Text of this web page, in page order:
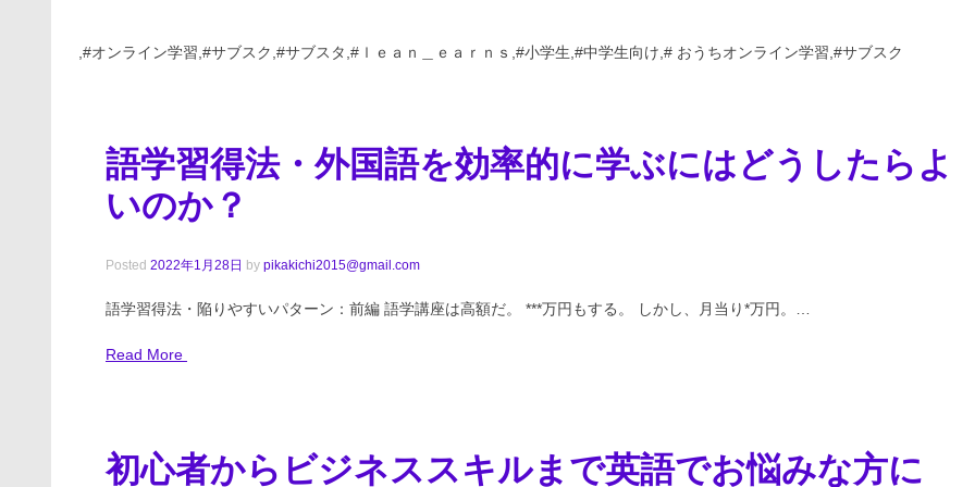
,#オンライン学習,#サブスク,#サブスタ,#ｌｅａｎ＿ｅａｒｎｓ,#小学生,#中学生向け,# おうちオンライン学習,#サブスク
語学習得法・外国語を効率的に学ぶにはどうしたらよ
いのか？
Posted 2022年1月28日 by pikakichi2015@gmail.com
語学習得法・陥りやすいパターン：前編 語学講座は高額だ。 ***万円もする。 しかし、月当り*万円。…
Read More
初心者からビジネススキルまで英語でお悩みな方に